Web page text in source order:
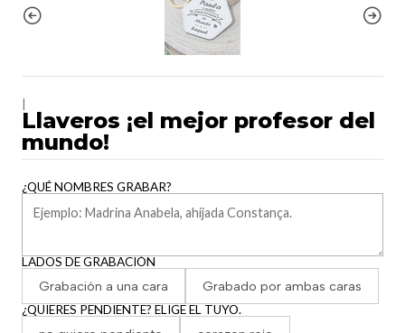
Llaveros ¡el mejor profesor del
mundo!
¿QUÉ NOMBRES GRABAR?
LADOS DE GRABACIÓN
Grabación a una cara Grabado por ambas caras
¿QUIERES PENDIENTE? ELIGE EL TUYO.